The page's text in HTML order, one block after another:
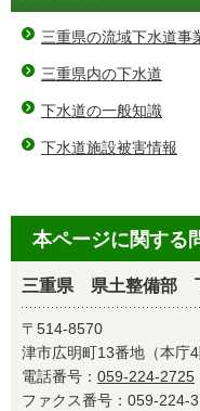
三重県の流域下水道事
三重県内の下水道
下水道の一般知識
下水道施設被害情報
本ページに関する
三重県 県土整備部
〒514-8570
津市広明町13番地（本庁4
電話番号： 059-224-2725
ファクス番号：059-224-